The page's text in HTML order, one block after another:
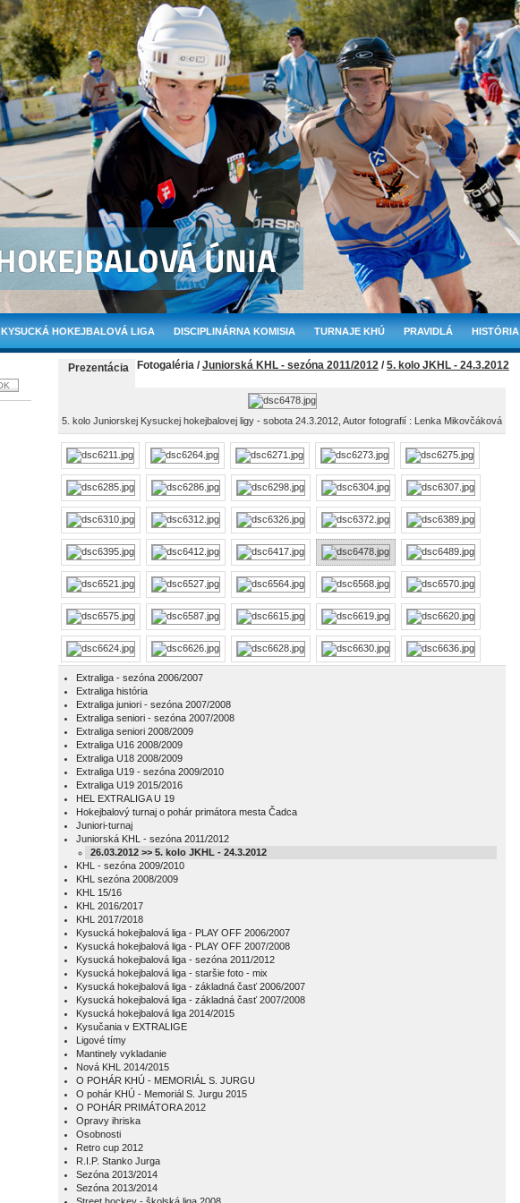
KYSUCKÁ HOKEJBALOVÁ LIGA DISCIPLINÁRNA KOMISIA TURNAJE KHÚ PRAVIDLÁ HISTÓRIA
Prezentácia Fotogaléria /Juniorská KHL - sezóna 2011/2012 /5. kolo JKHL - 24.3.2012
5. kolo Juniorskej Kysuckej hokejbalovej ligy - sobota 24.3.2012, Autor fotografií : Lenka Mikovčáková
Extraliga - sezóna 2006/2007
Extraliga história
Extraliga juniori - sezóna 2007/2008
Extraliga seniori - sezóna 2007/2008
Extraliga seniori 2008/2009
Extraliga U16 2008/2009
Extraliga U18 2008/2009
Extraliga U19 - sezóna 2009/2010
Extraliga U19 2015/2016
HEL EXTRALIGA U 19
Hokejbalový turnaj o pohár primátora mesta Čadca
Juniori-turnaj
Juniorská KHL - sezóna 2011/2012
26.03.2012 >> 5. kolo JKHL - 24.3.2012
KHL - sezóna 2009/2010
KHL sezóna 2008/2009
KHL 15/16
KHL 2016/2017
KHL 2017/2018
Kysucká hokejbalová liga - PLAY OFF 2006/2007
Kysucká hokejbalová liga - PLAY OFF 2007/2008
Kysucká hokejbalová liga - sezóna 2011/2012
Kysucká hokejbalová liga - staršie foto - mix
Kysucká hokejbalová liga - základná časť 2006/2007
Kysucká hokejbalová liga - základná časť 2007/2008
Kysucká hokejbalová liga 2014/2015
Kysučania v EXTRALIGE
Ligové tímy
Mantinely vykladanie
Nová KHL 2014/2015
O POHÁR KHÚ - MEMORIÁL S. JURGU
O pohár KHÚ - Memoriál S. Jurgu 2015
O POHÁR PRIMÁTORA 2012
Opravy ihriska
Osobnosti
Retro cup 2012
R.I.P. Stanko Jurga
Sezóna 2013/2014
Sezóna 2013/2014